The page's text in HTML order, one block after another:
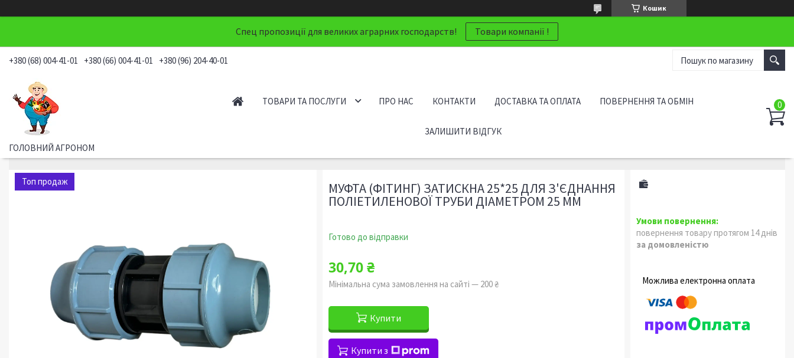
Кошик
Спец пропозиції для великих аграрних господарств! Товари компанії !
+380 (68) 004-41-01 +380 (66) 004-41-01 +380 (96) 204-40-01
ГОЛОВНИЙ АГРОНОМ
ТОВАРИ ТА ПОСЛУГИ ПРО НАС КОНТАКТИ ДОСТАВКА ТА ОПЛАТА ПОВЕРНЕННЯ ТА ОБМІН
ЗАЛИШИТИ ВІДГУК
Топ продаж МУФТА (ФІТИНГ) ЗАТИСКНА 25*25 ДЛЯ З'ЄДНАННЯ
ПОЛІЕТИЛЕНОВОЇ ТРУБИ ДІАМЕТРОМ 25 ММ
Готово до відправки
30,70 ₴
Мінімальна сума замовлення на сайті — 200 ₴
Купити
Купити з
повернення товару протягом 14 днів
за домовленістю